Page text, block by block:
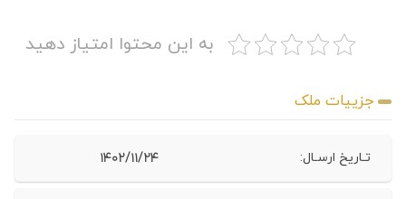
به این محتوا امتیاز دهید
جزییات ملک
تـاریخ ارسـال: ۱۴۰۲/۱۱/۲۴